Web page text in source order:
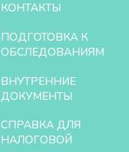
КОНТАКТЫ
ПОДГОТОВКА К
ОБСЛЕДОВАНИЯМ
ВНУТРЕННИЕ
ДОКУМЕНТЫ
СПРАВКА ДЛЯ
НАЛОГОВОЙ